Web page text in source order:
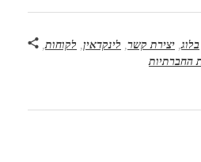
בלוג, יצירת קשר, לינקדאין, לקוחות,
החברתיות